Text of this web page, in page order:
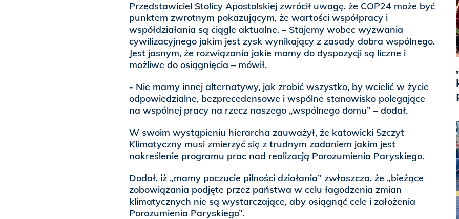
Przedstawiciel Stolicy Apostolskiej zwrócił uwagę, że COP24 może być
punktem zwrotnym pokazującym, że wartości współpracy i
współdziałania są ciągle aktualne. – Stajemy wobec wyzwania
cywilizacyjnego jakim jest zysk wynikający z zasady dobra wspólnego.
Jest jasnym, że rozwiązania jakie mamy do dyspozycji są liczne i
możliwe do osiągnięcia – mówił.
- Nie mamy innej alternatywy, jak zrobić wszystko, by wcielić w życie
odpowiedzialne, bezprecedensowe i wspólne stanowisko polegające
na wspólnej pracy na rzecz naszego „wspólnego domu” – dodał.
W swoim wystąpieniu hierarcha zauważył, że katowicki Szczyt
Klimatyczny musi zmierzyć się z trudnym zadaniem jakim jest
nakreślenie programu prac nad realizacją Porozumienia Paryskiego.
Dodał, iż „mamy poczucie pilności działania” zwłaszcza, że „bieżące
zobowiązania podjęte przez państwa w celu łagodzenia zmian
klimatycznych nie są wystarczające, aby osiągnąć cele i założenia
Porozumienia Paryskiego”.